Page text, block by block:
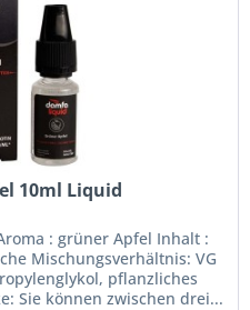
10ml Liquid
: grüner Apfel Inhalt :
Mischungsverhältnis: VG
pflanzliches
Sie können zwischen drei...